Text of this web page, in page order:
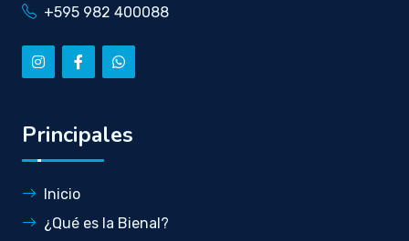
+595 982 400088
Principales
Inicio
¿Qué es la Bienal?